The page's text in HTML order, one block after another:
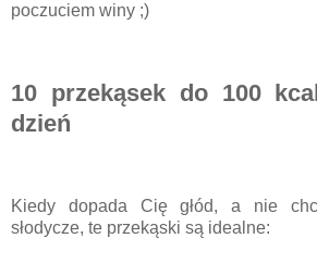
poczuciem winy ;)
10 przekąsek do 100
dzień
Kiedy dopada Cię głód, a nie
słodycze, te przekąski są idealne: